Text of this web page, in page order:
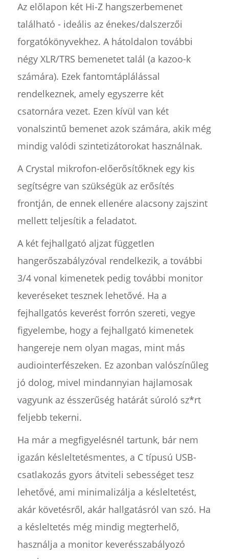
Az előlapon két Hi-Z hangszerbemenet
található - ideális az énekes/dalszerzői
forgatókönyvekhez. A hátoldalon további
négy XLR/TRS bemenetet talál (a kazoo-k
számára). Ezek fantomtáplálással
rendelkeznek, amely egyszerre két
csatornára vezet. Ezen kívül van két
vonalszintű bemenet azok számára, akik még
mindig valódi szintetizátorokat használnak.
A Crystal mikrofon-előerősítőknek egy kis
segítségre van szükségük az erősítés
frontján, de ennek ellenére alacsony zajszint
mellett teljesítik a feladatot.
A két fejhallgató aljzat független
hangerőszabályzóval rendelkezik, a további
3/4 vonal kimenetek pedig további monitor
keveréseket tesznek lehetővé. Ha a
fejhallgatós keverést forrón szereti, vegye
figyelembe, hogy a fejhallgató kimenetek
hangereje nem olyan magas, mint más
audiointerfészeken. Ez azonban valószínűleg
jó dolog, mivel mindannyian hajlamosak
vagyunk az ésszerűség határát súroló sz*rt
feljebb tekerni.
Ha már a megfigyelésnél tartunk, bár nem
igazán késleltetésmentes, a C típusú USB-
csatlakozás gyors átviteli sebességet tesz
lehetővé, ami minimalizálja a késleltetést,
akár követésről, akár hallgatásról van szó. Ha
a késleltetés még mindig megterhelő,
használja a monitor keverésszabályozó